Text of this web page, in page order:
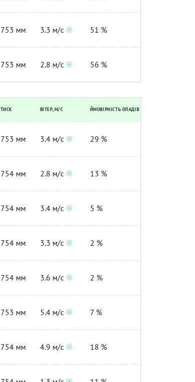
753 мм 3.3 м/с 51 %
753 мм 2.8 м/с 56 %
ТИСК ВІТЕР, М/С ЙМОВІРНІСТЬ ОПАДІВ
753 мм 3.4 м/с 29 %
754 мм 2.8 м/с 13 %
754 мм 3.4 м/с 5 %
754 мм 3.3 м/с 2 %
754 мм 3.6 м/с 2 %
753 мм 5.4 м/с 7 %
754 мм 4.9 м/с 18 %